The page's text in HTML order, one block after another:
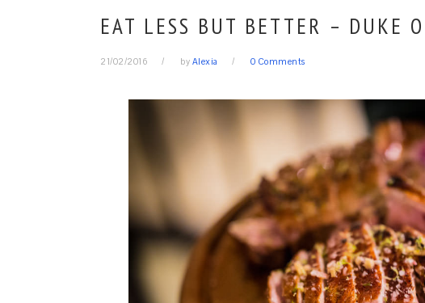
EAT LESS BUT BETTER – DUKE
21/02/2016 by Alexia 0 Comments